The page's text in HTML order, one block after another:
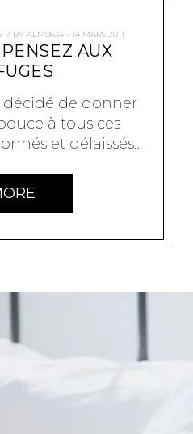
? BY ALM0634 14 MARS 2011
AUX
décidé de donner
à tous ces
et délaissés…